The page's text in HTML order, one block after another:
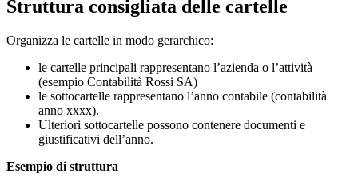
Struttura consigliata delle cartelle
Organizza le cartelle in modo gerarchico:
le cartelle principali rappresentano l’azienda o l’attività
(esempio Contabilità Rossi SA)
le sottocartelle rappresentano l’anno contabile (contabilità
anno xxxx).
Ulteriori sottocartelle possono contenere documenti e
giustificativi dell’anno.
Esempio di struttura